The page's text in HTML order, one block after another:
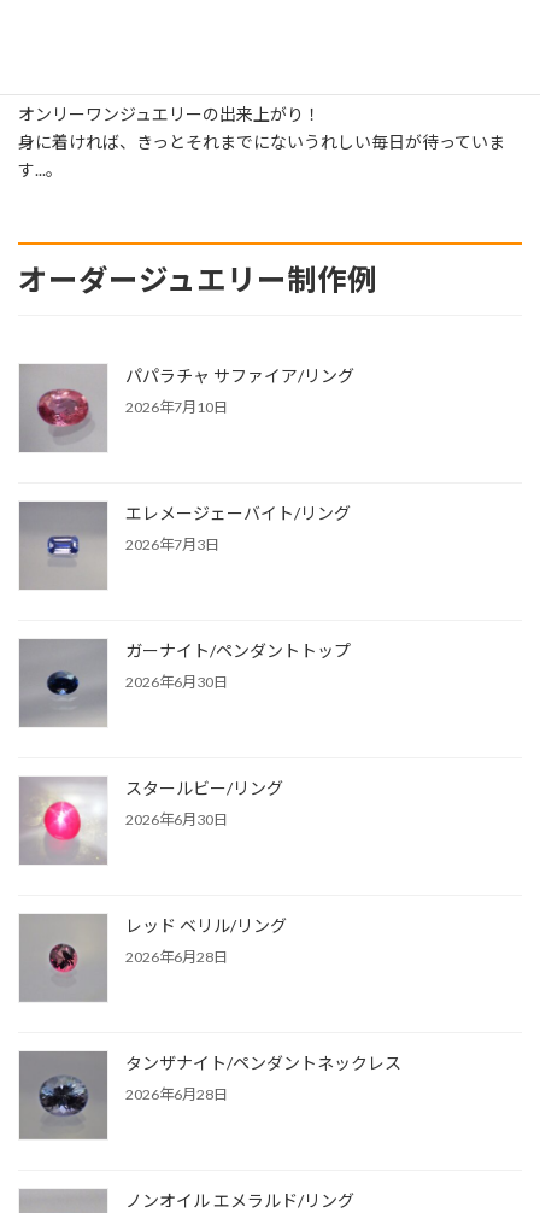
オンリーワンジュエリーの出来上がり！
身に着ければ、きっとそれまでにないうれしい毎日が待っていま
す...。
オーダージュエリー制作例
パパラチャ サファイア/リング
2026年7月10日
エレメージェーバイト/リング
2026年7月3日
ガーナイト/ペンダントトップ
2026年6月30日
スタールビー/リング
2026年6月30日
レッド ベリル/リング
2026年6月28日
タンザナイト/ペンダントネックレス
2026年6月28日
ノンオイル エメラルド/リング